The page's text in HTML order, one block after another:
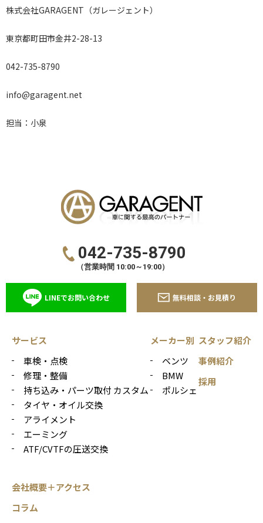
株式会社GARAGENT（ガレージェント）
東京都町田市金井2-28-13
042-735-8790
info@garagent.net
担当：小泉
042-735-8790
（営業時間 10:00～19:00）
LINEでお問い合わせ 無料相談・お見積り
サービス
車検・点検
修理・整備
持ち込み・パーツ取付 カスタム
タイヤ・オイル交換
アライメント
エーミング
ATF/CVTFの圧送交換
メーカー別
ベンツ
BMW
ポルシェ
スタッフ紹介
事例紹介
採用
会社概要＋アクセス
コラム